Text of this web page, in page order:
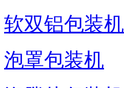
软双铝包装机
泡罩包装机